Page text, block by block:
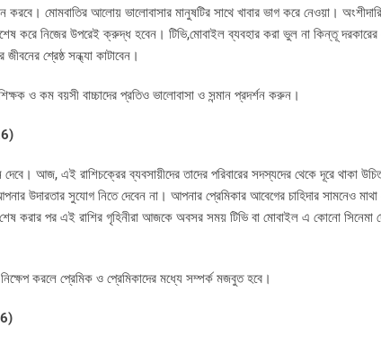
করবে। মোমবাতির আলোয় ভালোবাসার মানুষটির সাথে খাবার ভাগ করে নেওয়া।
করে নিজের উপরেই ক্রুদ্ধ হবেন। টিভি,মোবাইল ব্যবহার করা ভুল না কিন্তূ দরকারের
শ্রেষ্ঠ সন্ধ্যা কাটাবেন।
ও কম বয়সী বাচ্চাদের প্রতিও ভালোবাসা ও সন্মান প্রদর্শন করুন।
আজ, এই রাশিচক্রের ব্যবসায়ীদের তাদের পরিবারের সদস্যদের থেকে দূরে থাকা
উদারতার সুযোগ নিতে দেবেন না। আপনার প্রেমিকার আবেগের চাহিদার সামনেও
করার পর এই রাশির গৃহিনীরা আজকে অবসর সময় টিভি বা মোবাইল এ কোনো সিনেমা
করলে প্রেমিক ও প্রেমিকাদের মধ্যে সম্পর্ক মজবুত হবে।